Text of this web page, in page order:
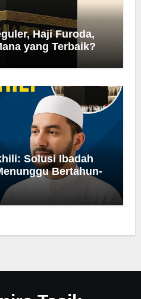
Haji Furoda,
yang Terbaik?
Solusi Ibadah
Bertahun-